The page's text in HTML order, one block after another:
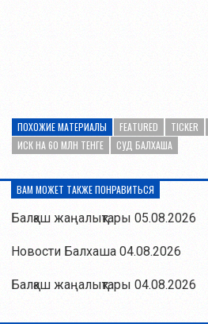
ПОХОЖИЕ МАТЕРИАЛЫ FEATURED TICKER
ИСК НА 60 МЛН ТЕНГЕ
СУД БАЛХАША
ВАМ МОЖЕТ ТАКЖЕ ПОНРАВИТЬСЯ
Балқаш жаңалықтары 05.08.2026
Новости Балхаша 04.08.2026
Балқаш жаңалықтары 04.08.2026